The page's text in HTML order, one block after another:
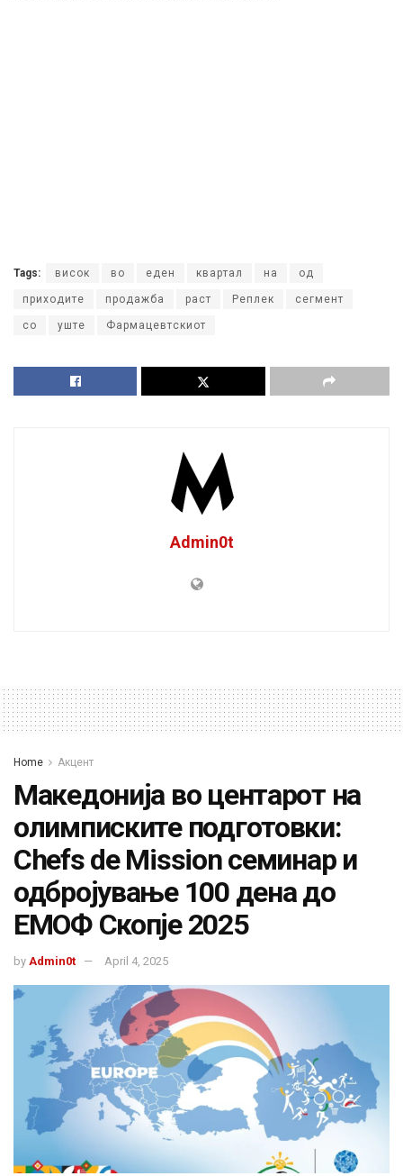
Tags: висок во еден квартал на од
приходите продажба раст Реплек сегмент
со уште Фармацевтскиот
Admin0t
Home Акцент
Македонија во центарот на
олимписките подготовки:
Chefs de Mission семинар и
одбројување 100 дена до
ЕМОФ Скопје 2025
by Admin0t April 4, 2025